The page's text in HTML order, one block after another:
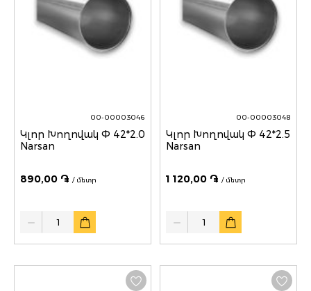
00-00003046
Կլոր Խողովակ Փ 42*2.0
Narsan
890,00 ֏ / մետր
00-00003048
Կլոր Խողովակ Փ 42*2.5
Narsan
1 120,00 ֏ / մետր